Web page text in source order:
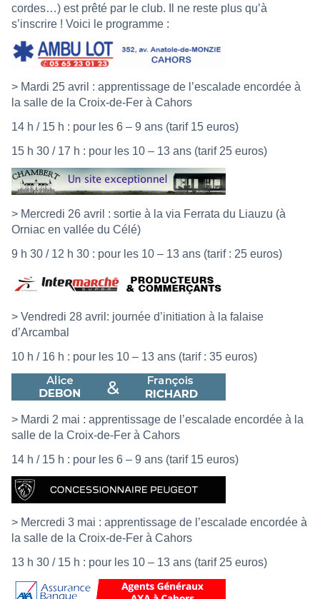
cordes…) est prêté par le club. Il ne reste plus qu’à
s’inscrire ! Voici le programme :
> Mardi 25 avril : apprentissage de l’escalade encordée à
la salle de la Croix-de-Fer à Cahors
14 h / 15 h : pour les 6 – 9 ans (tarif 15 euros)
15 h 30 / 17 h : pour les 10 – 13 ans (tarif 25 euros)
> Mercredi 26 avril : sortie à la via Ferrata du Liauzu (à
Orniac en vallée du Célé)
9 h 30 / 12 h 30 : pour les 10 – 13 ans (tarif : 25 euros)
> Vendredi 28 avril: journée d’initiation à la falaise
d’Arcambal
10 h / 16 h : pour les 10 – 13 ans (tarif : 35 euros)
> Mardi 2 mai : apprentissage de l’escalade encordée à la
salle de la Croix-de-Fer à Cahors
14 h / 15 h : pour les 6 – 9 ans (tarif 15 euros)
> Mercredi 3 mai : apprentissage de l’escalade encordée à
la salle de la Croix-de-Fer à Cahors
13 h 30 / 15 h : pour les 10 – 13 ans (tarif 25 euros)